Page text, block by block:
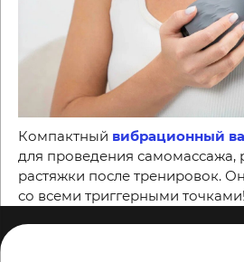
Компактный вибрационный
для проведения самомассажа,
растяжки после тренировок.
со всеми триггерными точками!